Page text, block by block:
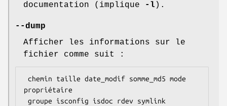
documentation (implique
-l ).
--dump
Afficher les informations sur le
fichier comme suit :
propriétaire